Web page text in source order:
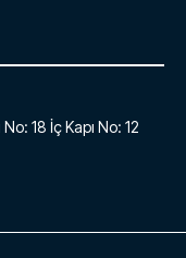
18 İç Kapı No: 12